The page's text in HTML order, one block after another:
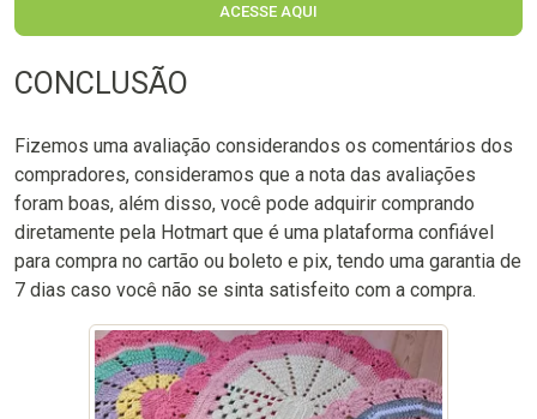
ACESSE AQUI
CONCLUSÃO
Fizemos uma avaliação considerandos os comentários dos
compradores, consideramos que a nota das avaliações
foram boas, além disso, você pode adquirir comprando
diretamente pela Hotmart que é uma plataforma confiável
para compra no cartão ou boleto e pix, tendo uma garantia de
7 dias caso você não se sinta satisfeito com a compra.